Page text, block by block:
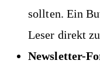
sollten. Ein
Leser direkt
Newsletter-